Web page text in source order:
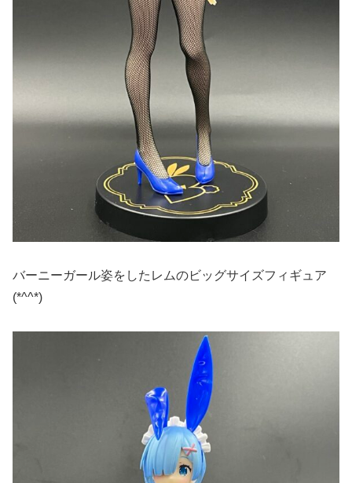
バーニーガール姿をしたレムのビッグサイズフィギュア
(*^^*)